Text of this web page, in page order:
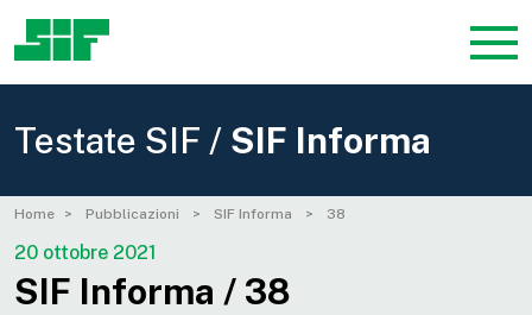
Testate SIF / SIF Informa
Home Pubblicazioni SIF Informa 38
20 ottobre 2021
SIF Informa / 38